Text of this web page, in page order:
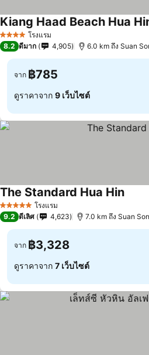
4 ดาว โรงแรม
Kiang Haad Beach Hua
8.2 ดีมาก 4,905 6.0 km ถึง Suan
จาก ฿785
ดูราคาจาก 9 เว็บไซต์
5 ดาว โรงแรม
The Standard Hua Hin
9.2 ดีเลิศ 4,623 7.0 km ถึง Suan
จาก ฿3,328
ดูราคาจาก 7 เว็บไซต์